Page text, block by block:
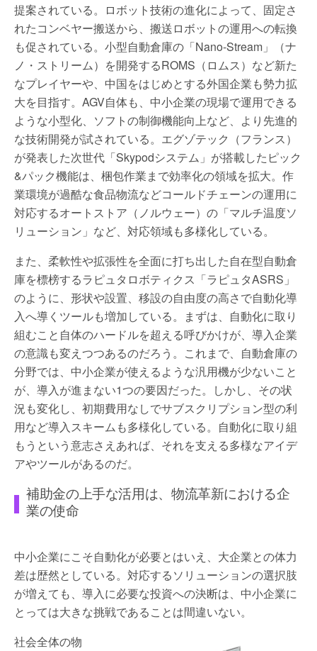
提案されている。ロボット技術の進化によって、固定さ
れたコンベヤー搬送から、搬送ロボットの運用への転換
も促されている。小型自動倉庫の「Nano-Stream」（ナ
ノ・ストリーム）を開発するROMS（ロムス）など新た
なプレイヤーや、中国をはじめとする外国企業も勢力拡
大を目指す。AGV自体も、中小企業の現場で運用できる
ような小型化、ソフトの制御機能向上など、より先進的
な技術開発が試されている。エグゾテック（フランス）
が発表した次世代「Skypodシステム」が搭載したピック
&パック機能は、梱包作業まで効率化の領域を拡大。作
業環境が過酷な食品物流などコールドチェーンの運用に
対応するオートストア（ノルウェー）の「マルチ温度ソ
リューション」など、対応領域も多様化している。
また、柔軟性や拡張性を全面に打ち出した自在型自動倉
庫を標榜するラピュタロボティクス「ラピュタASRS」
のように、形状や設置、移設の自由度の高さで自動化導
入へ導くツールも増加している。まずは、自動化に取り
組むこと自体のハードルを超える呼びかけが、導入企業
の意識も変えつつあるのだろう。これまで、自動倉庫の
分野では、中小企業が使えるような汎用機が少ないこと
が、導入が進まない1つの要因だった。しかし、その状
況も変化し、初期費用なしでサブスクリプション型の利
用など導入スキームも多様化している。自動化に取り組
もうという意志さえあれば、それを支える多様なアイデ
アやツールがあるのだ。
補助金の上手な活用は、物流革新における企
業の使命
中小企業にこそ自動化が必要とはいえ、大企業との体力
差は歴然としている。対応するソリューションの選択肢
が増えても、導入に必要な投資への決断は、中小企業に
とっては大きな挑戦であることは間違いない。
社会全体の物